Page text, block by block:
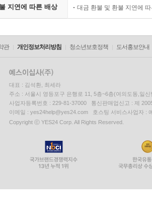
지연에 따른 배상 대금 환불 및 환불 지연에
관 개인정보처리방침 청소년보호정책 도서홍보안내
대표 : 김석환, 최세라
주소 : 서울시 영등포구 은행로 11, 5층~6층(여의도동,일신
사업자등록번호 : 229-81-37000 통신판매업신고 : 제
이메일 : yes24help@yes24.com 호스팅 서비스사업자 :
Copyright ⓒ YES24 Corp. All Rights Reserved.